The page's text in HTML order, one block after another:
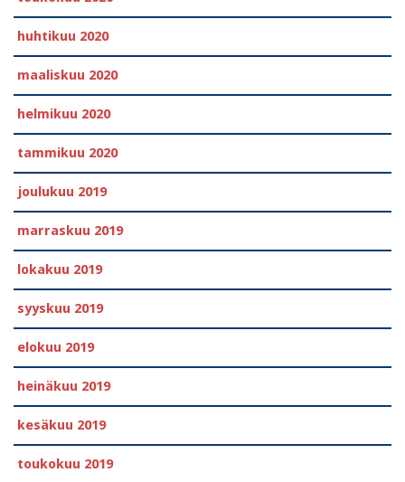
huhtikuu 2020
maaliskuu 2020
helmikuu 2020
tammikuu 2020
joulukuu 2019
marraskuu 2019
lokakuu 2019
syyskuu 2019
elokuu 2019
heinäkuu 2019
kesäkuu 2019
toukokuu 2019